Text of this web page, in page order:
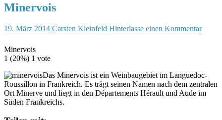
Minervois
19. März 2014 Carsten Kleinfeld Hinterlasse einen Kommentar
Minervois
1 (20%) 1 vote
Das Minervois ist ein Weinbaugebiet im Languedoc-
Roussillon in Frankreich. Es trägt seinen Namen nach dem zentralen
Ort Minerve und liegt in den Départements Hérault und Aude im
Süden Frankreichs.